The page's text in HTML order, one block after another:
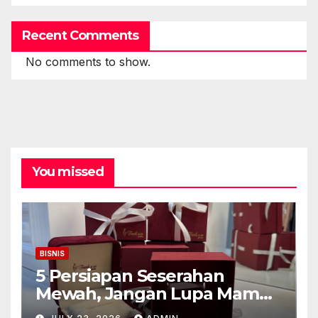
Recent Comments
No comments to show.
You missed
BISNIS
5 Persiapan Seserahan
Mewah, Jangan Lupa Mampir
ke Toko Emas Galaxy Mall